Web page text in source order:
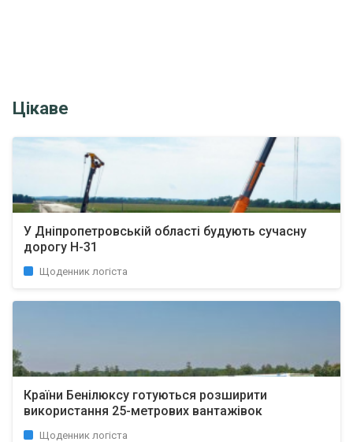
Цікаве
У Дніпропетровській області будують сучасну
дорогу Н-31
Щоденник логіста
Країни Бенілюксу готуються розширити
використання 25-метрових вантажівок
Щоденник логіста